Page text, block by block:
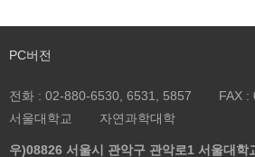
PC버전
전화 : 02-880-6530, 6531, 5857 FAX :
서울대학교
자연과학대학
우)08826 서울시 관악구 관악로1 서울대학